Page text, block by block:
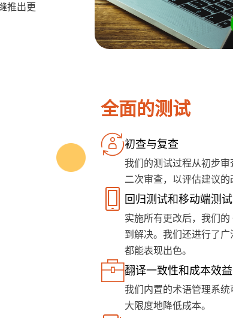
推出更
全面的测试
初查与复查
我们的测试过程从初步
二次审查，以评估建议的
回归测试和移动端测试
实施所有更改后，我们
到解决。我们还进行了
都能表现出色。
翻译一致性和成本效益
我们内置的术语管理系
大限度地降低成本。